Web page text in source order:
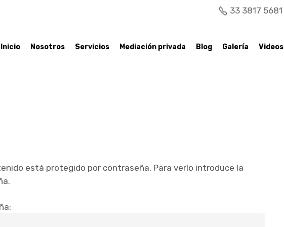
33 3817 5681
Inicio Nosotros Servicios Mediación privada Blog Galería Videos
está protegido por contraseña. Para verlo introduce la